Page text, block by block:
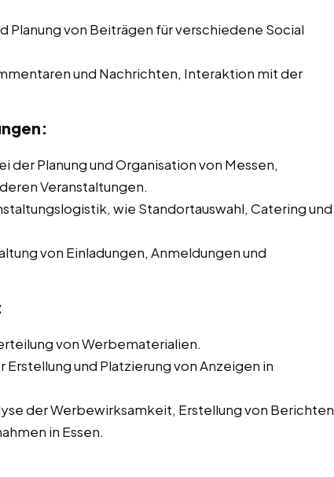
Planung von Beiträgen für verschiedene Social
und Nachrichten, Interaktion mit der
der Planung und Organisation von Messen,
Veranstaltungen.
wie Standortauswahl, Catering und
von Einladungen, Anmeldungen und
von Werbematerialien.
und Platzierung von Anzeigen in
der Werbewirksamkeit, Erstellung von Berichten
in Essen.